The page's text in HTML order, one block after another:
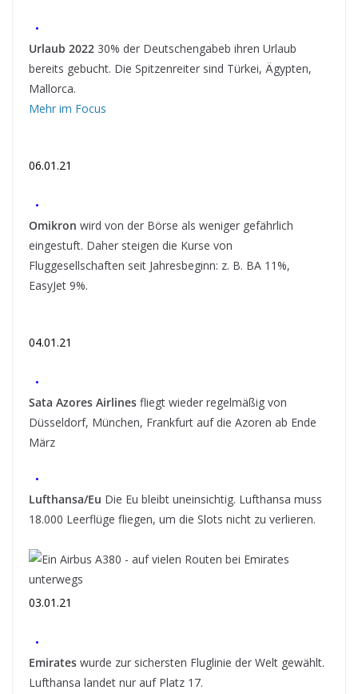
•
Urlaub 2022 30% der Deutschengabeb ihren Urlaub
bereits gebucht. Die Spitzenreiter sind Türkei, Ägypten,
Mallorca.
Mehr im Focus
06.01.21
•
Omikron wird von der Börse als weniger gefährlich
eingestuft. Daher steigen die Kurse von
Fluggesellschaften seit Jahresbeginn: z. B. BA 11%,
EasyJet 9%.
04.01.21
•
Sata Azores Airlines fliegt wieder regelmäßig von
Düsseldorf, München, Frankfurt auf die Azoren ab Ende
März
•
Lufthansa/Eu Die Eu bleibt uneinsichtig. Lufthansa muss
18.000 Leerflüge fliegen, um die Slots nicht zu verlieren.
03.01.21
•
Emirates wurde zur sichersten Fluglinie der Welt gewählt.
Lufthansa landet nur auf Platz 17.